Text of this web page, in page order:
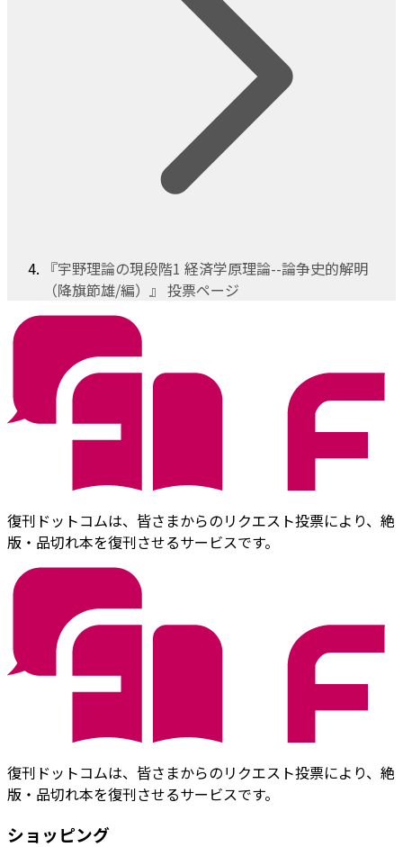
『宇野理論の現段階1 経済学原理論--論争史的解明
（降旗節雄/編）』 投票ページ
復刊ドットコムは、皆さまからのリクエスト投票により、絶
版・品切れ本を復刊させるサービスです。
復刊ドットコムは、皆さまからのリクエスト投票により、絶
版・品切れ本を復刊させるサービスです。
ショッピング